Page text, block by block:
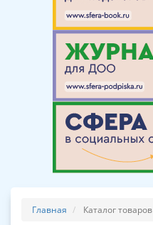
Главная Каталог товаров